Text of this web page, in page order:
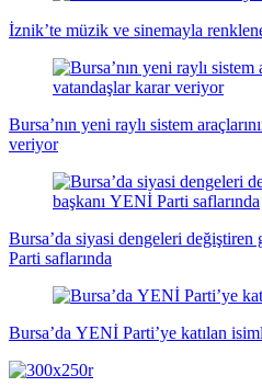
İznik’te müzik ve sinemayla
Bursa’nın yeni raylı sistem
veriyor
Bursa’da siyasi dengeleri
Parti saflarında
Bursa’da YENİ Parti’ye katılan